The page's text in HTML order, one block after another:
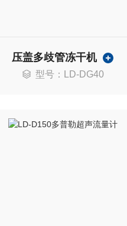
压盖多歧管冻干机
型号：LD-DG40